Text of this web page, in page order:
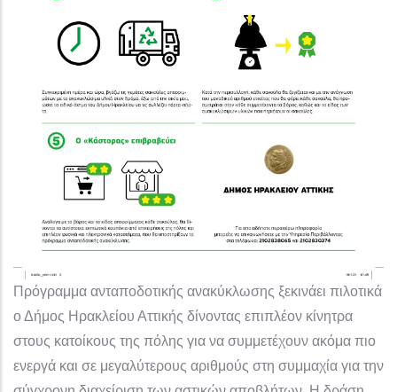
Πρόγραμμα ανταποδοτικής ανακύκλωσης ξεκινάει πιλοτικά
ο Δήμος Ηρακλείου Αττικής δίνοντας επιπλέον κίνητρα
στους κατοίκους της πόλης για να συμμετέχουν ακόμα πιο
ενεργά και σε μεγαλύτερους αριθμούς στη συμμαχία για την